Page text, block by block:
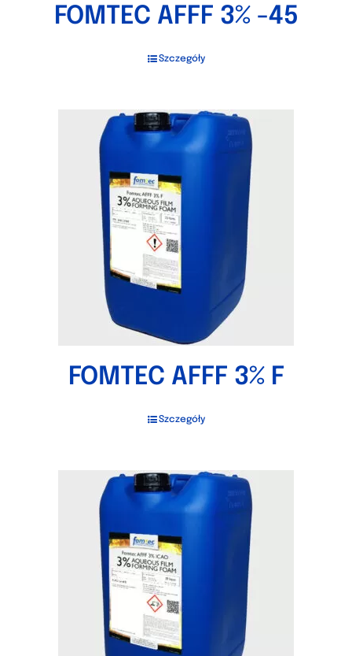
FOMTEC AFFF 3% -45
Szczegóły
FOMTEC AFFF 3% F
Szczegóły